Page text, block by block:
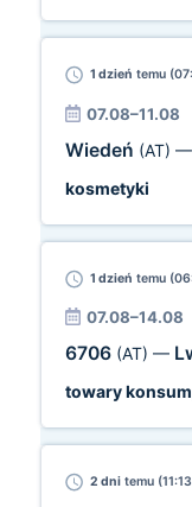
1 dzień temu
07.08–11.08
Wiedeń (AT) —
kosmetyki
1 dzień temu
07.08–14.08
6706 (AT) —
towary
2 dni temu